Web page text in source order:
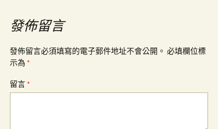
導
覽
發佈留言
發佈留言必須填寫的電子郵件地址不會公開。 必填欄位標
示為 *
留言 *